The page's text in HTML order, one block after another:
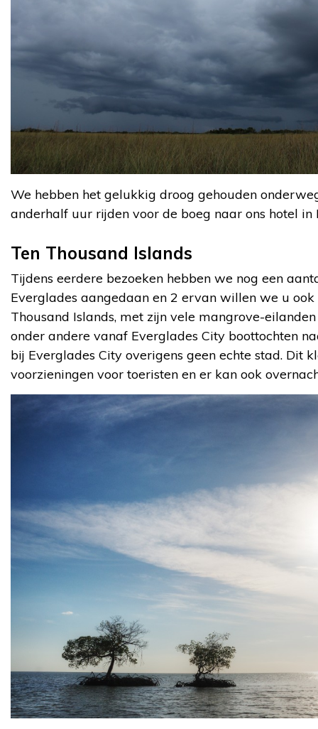
We hebben het gelukkig droog gehouden
anderhalf uur rijden voor de boeg naar ons hotel in
Ten Thousand Islands
Tijdens eerdere bezoeken hebben we nog een
Everglades aangedaan en 2 ervan willen we u
Thousand Islands, met zijn vele mangrove-
onder andere vanaf Everglades City boottochten
bij Everglades City overigens geen echte stad. Dit
voorzieningen voor toeristen en er kan ook